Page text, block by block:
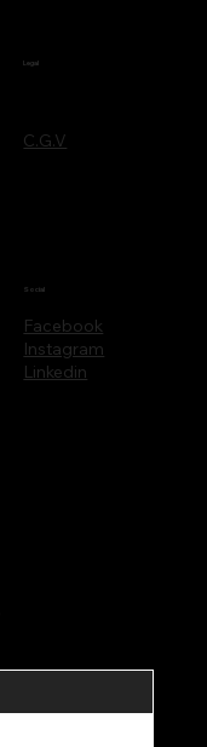
C.G.V
Legal
Facebook
Instagram
Linkedin
Social